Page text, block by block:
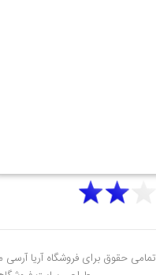
تمامی حقوق برای فروشگاه آریا